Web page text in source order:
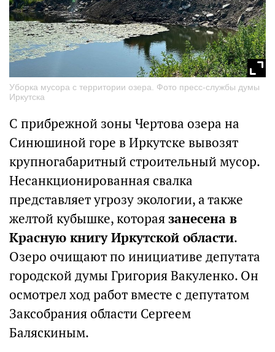
Уборка мусора с территории озера. Фото пресс-службы думы
Иркутска
С прибрежной зоны Чертова озера на
Синюшиной горе в Иркутске вывозят
крупногабаритный строительный мусор.
Несанкционированная свалка
представляет угрозу экологии, а также
желтой кубышке, котораязанесена в
Красную книгу Иркутской области.
Озеро очищают по инициативе депутата
городской думы Григория Вакуленко. Он
осмотрел ход работ вместе с депутатом
Заксобрания области Сергеем
Баляскиным.